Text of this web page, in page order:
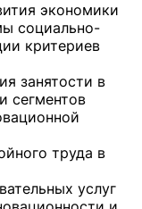
экономики
социально-
критериев
занятости в
сегментов
труда в
услуг